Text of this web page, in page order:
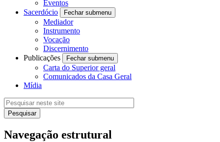
Eventos
Sacerdócio
Fechar submenu
Mediador
Instrumento
Vocação
Discernimento
Publicações
Fechar submenu
Carta do Superior geral
Comunicados da Casa Geral
Mídia
Navegação estrutural